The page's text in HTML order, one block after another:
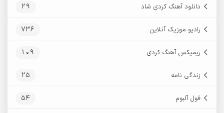
دانلود آهنگ کردی شاد 29
رادیو موزیک آنلاین 736
ریمیکس آهنگ کردی 109
زندگی نامه 25
فول آلبوم 54